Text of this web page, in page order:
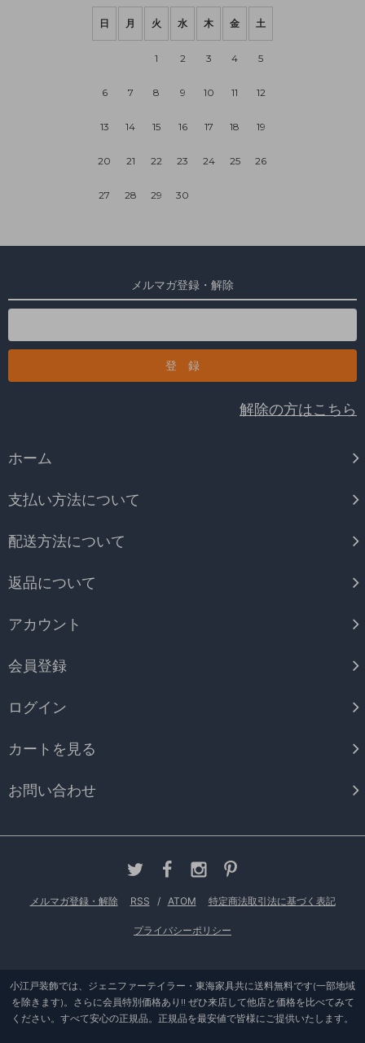
日 月 火 水 木 金 土
1 2 3 4 5
6 7 8 9 10 11 12
13 14 15 16 17 18 19
20 21 22 23 24 25 26
27 28 29 30
メルマガ登録・解除
解除の方はこちら
ホーム
支払い方法について
配送方法について
返品について
アカウント
会員登録
ログイン
カートを見る
お問い合わせ
メルマガ登録・解除 RSS / ATOM 特定商法取引法に基づく表記
プライバシーポリシー
小江戸装飾では、ジェニファーテイラー・東海家具共に送料無料です(一部地域
を除きます)。さらに会員特別価格あり!! ぜひ来店して他店と価格を比べてみて
ください。すべて安心の正規品。正規品を最安値で皆様にご提供いたします。